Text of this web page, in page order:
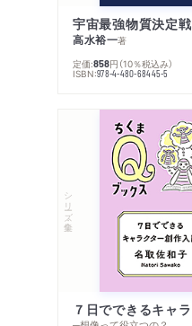
宇宙最強物質決定戦
高水裕一著
定価:858円 （10％税込み）
ISBN:978-4-480-68445-5
シリーズ・全集